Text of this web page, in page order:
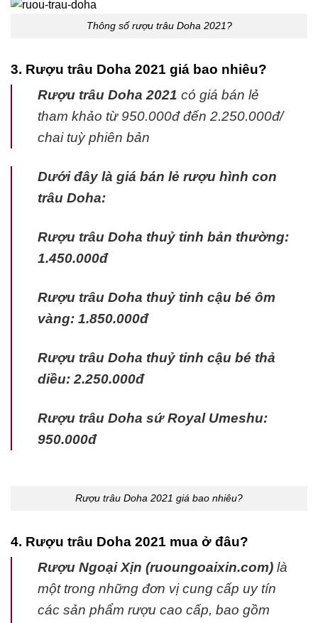
Thông số rượu trâu Doha 2021?
3. Rượu trâu Doha 2021 giá bao nhiêu?
Rượu trâu Doha 2021 có giá bán lẻ
tham khảo từ 950.000đ đến 2.250.000đ/
chai tuỳ phiên bản
Dưới đây là giá bán lẻ rượu hình con
trâu Doha:
Rượu trâu Doha thuỷ tinh bản thường:
1.450.000đ
Rượu trâu Doha thuỷ tinh cậu bé ôm
vàng: 1.850.000đ
Rượu trâu Doha thuỷ tinh cậu bé thả
diều: 2.250.000đ
Rượu trâu Doha sứ Royal Umeshu:
950.000đ
Rượu trâu Doha 2021 giá bao nhiêu?
4. Rượu trâu Doha 2021 mua ở đâu?
Rượu Ngoại Xịn (ruoungoaixin.com) là
một trong những đơn vị cung cấp uy tín
các sản phẩm rượu cao cấp, bao gồm